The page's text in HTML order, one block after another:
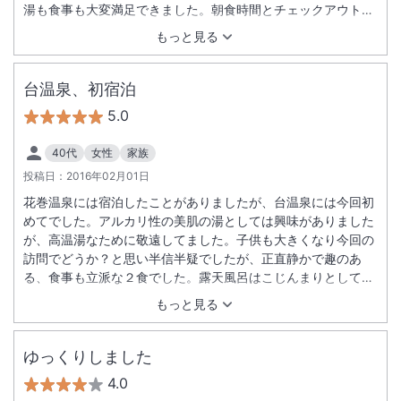
もっと見る
湯も食事も大変満足できました。朝食時間とチェックアウトの
時間がもう少し長ければ…。一人旅でも利用したいと私は思い
台温泉、初宿泊
5.0
40代 女性
家族
投稿日： 2016年02月01日
もっと見る
花巻温泉には宿泊したことがありましたが、台温泉には今回初
めてでした。アルカリ性の美肌の湯としては興味がありました
が、高温湯なために敬遠してました。子供も大きくなり今回の
訪問でどうか？と思い半信半疑でしたが、正直静かで趣のあ
る、食事も立派な２食でした。露天風呂はこじんまりとしてま
したが、野趣溢れる素敵なお風呂でした。また機会があれば是
非宿泊したいと思いました。 ＊ 夕食をかなり遅くまで配慮
していただきありがとうございました。
ゆっくりしました
4.0